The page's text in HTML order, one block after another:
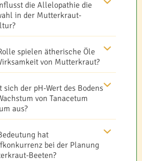
die Allelopathie die
in der Mutterkraut-
spielen ätherische Öle
von Mutterkraut?
sich der pH-Wert des Bodens
von Tanacetum
aus?
hat
bei der Planung
Beeten?